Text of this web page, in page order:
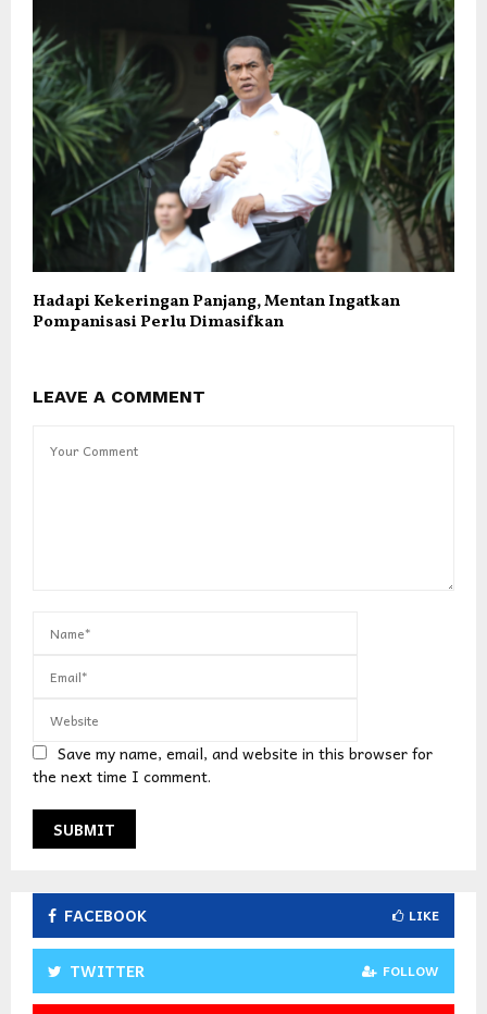
Hadapi Kekeringan Panjang, Mentan Ingatkan
Pompanisasi Perlu Dimasifkan
LEAVE A COMMENT
Save my name, email, and website in this browser for
the next time I comment.
FACEBOOK LIKE
TWITTER FOLLOW